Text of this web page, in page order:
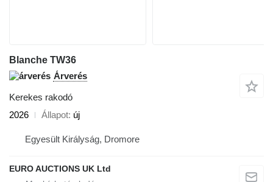
Blanche TW36
Árverés
Kerekes rakodó
2026
Állapot új
Egyesült Királyság, Dromore
EURO AUCTIONS UK Ltd